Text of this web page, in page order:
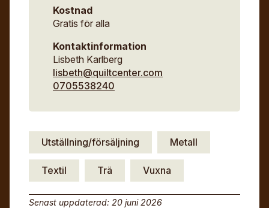
Kostnad
Gratis för alla
Kontaktinformation
Lisbeth Karlberg
lisbeth@quiltcenter.com
0705538240
Utställning/försäljning Metall
Textil Trä Vuxna
Senast uppdaterad: 20 juni 2026